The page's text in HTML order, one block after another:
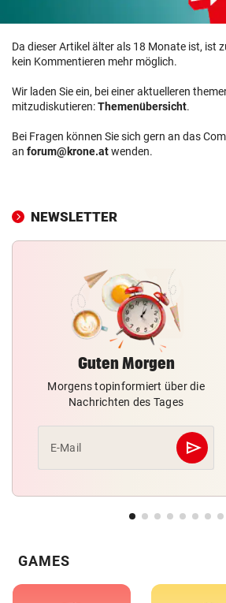
Da dieser Artikel älter als 18 Monate ist, ist
kein Kommentieren mehr möglich.
Wir laden Sie ein, bei einer aktuelleren
mitzudiskutieren:Themenübersicht.
Bei Fragen können Sie sich gern an das
an forum@krone.atwenden.
NEWSLETTER
Guten Morgen
Morgens topinformiert über die
Nachrichten des Tages
E-Mail send
GAMES